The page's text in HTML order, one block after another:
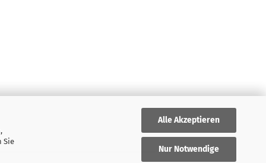
Sie
Alle Akzeptieren
Nur Notwendige